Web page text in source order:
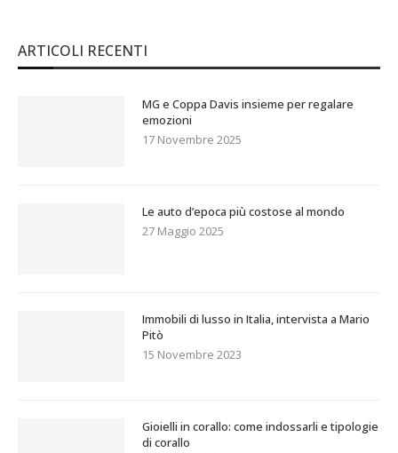
ARTICOLI RECENTI
MG e Coppa Davis insieme per regalare
emozioni
17 Novembre 2025
Le auto d’epoca più costose al mondo
27 Maggio 2025
Immobili di lusso in Italia, intervista a Mario
Pitò
15 Novembre 2023
Gioielli in corallo: come indossarli e tipologie
di corallo